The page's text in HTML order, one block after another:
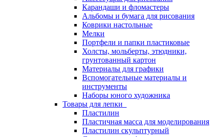
Карандаши и фломастеры
Альбомы и бумага для рисования
Коврики настольные
Мелки
Портфели и папки пластиковые
Холсты, мольберты, этюдники,
грунтованный картон
Материалы для графики
Вспомогательные материалы и
инструменты
Наборы юного художника
Товары для лепки
Пластилин
Пластичная масса для моделирования
Пластилин скульптурный